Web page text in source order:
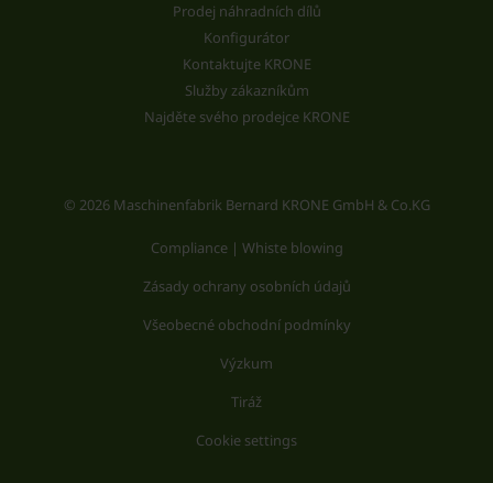
Prodej náhradních dílů
Konfigurátor
Kontaktujte KRONE
Služby zákazníkům
Najděte svého prodejce KRONE
© 2026 Maschinenfabrik Bernard KRONE GmbH & Co.KG
Compliance | Whiste blowing
Zásady ochrany osobních údajů
Všeobecné obchodní podmínky
Výzkum
Tiráž
Cookie settings